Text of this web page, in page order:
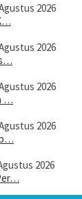
2026
2026
2026
…
2026
2026